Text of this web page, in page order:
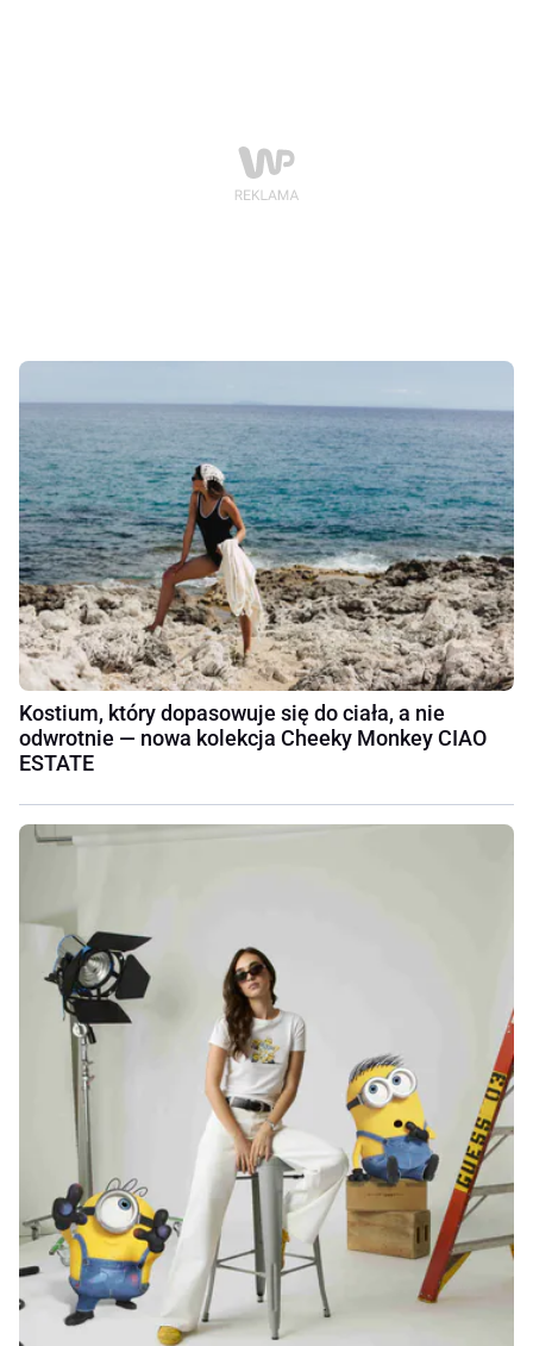
Kostium, który dopasowuje się do ciała, a nie
odwrotnie — nowa kolekcja Cheeky Monkey CIAO
ESTATE